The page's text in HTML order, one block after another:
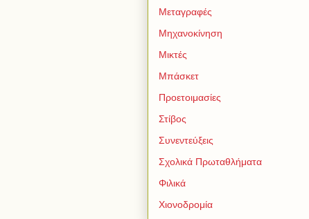
Μεταγραφές
Μηχανοκίνηση
Μικτές
Μπάσκετ
Προετοιμασίες
Στίβος
Συνεντεύξεις
Σχολικά Πρωταθλήματα
Φιλικά
Χιονοδρομία